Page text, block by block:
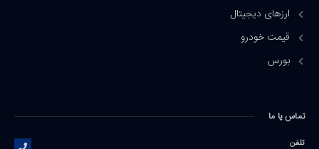
ارزهای دیجیتال
قیمت خودرو
بورس
تماس یا ما
تلفن